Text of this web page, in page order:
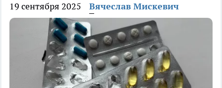
19 сентября 2025 Вячеслав Мискевич